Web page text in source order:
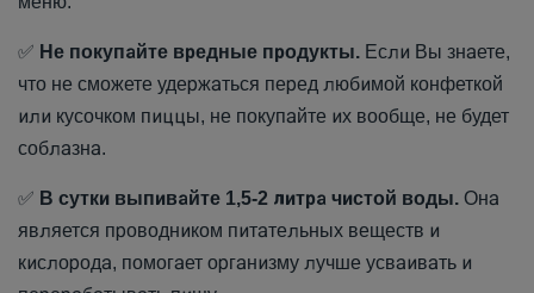
✅ Не покупайте вредные продукты. Если Вы знаете,
что не сможете удержаться перед любимой конфеткой
или кусочком пиццы, не покупайте их вообще, не будет
соблазна.
✅ В сутки выпивайте 1,5-2 литра чистой воды. Она
является проводником питательных веществ и
кислорода, помогает организму лучше усваивать и